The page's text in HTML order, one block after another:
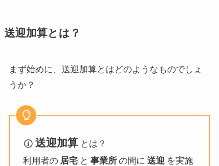
送迎加算とは？
まず始めに、送迎加算とはどのようなものでしょ
うか？
送迎加算 とは？
利用者の 居宅 と 事業所 の間に 送迎 を実施